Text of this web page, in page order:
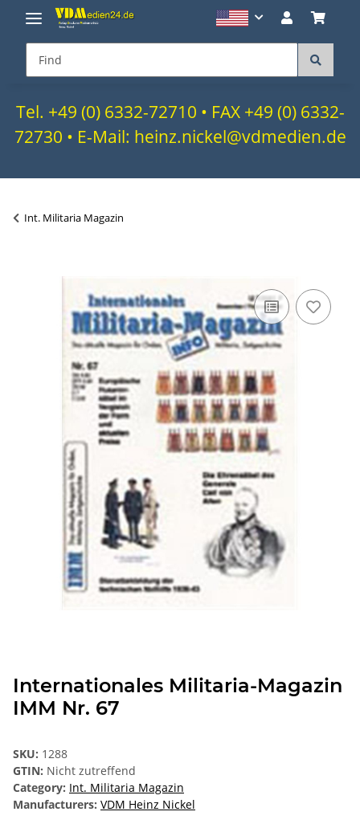
Tel. +49 (0) 6332-72710 • FAX +49 (0) 6332-
72730 • E-Mail: heinz.nickel@vdmedien.de
Int. Militaria Magazin
Internationales Militaria-Magazin
IMM Nr. 67
SKU: 1288
GTIN: Nicht zutreffend
Category: Int. Militaria Magazin
Manufacturers: VDM Heinz Nickel